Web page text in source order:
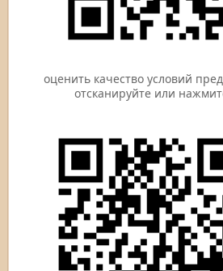
оценить качество условий
отсканируйте или